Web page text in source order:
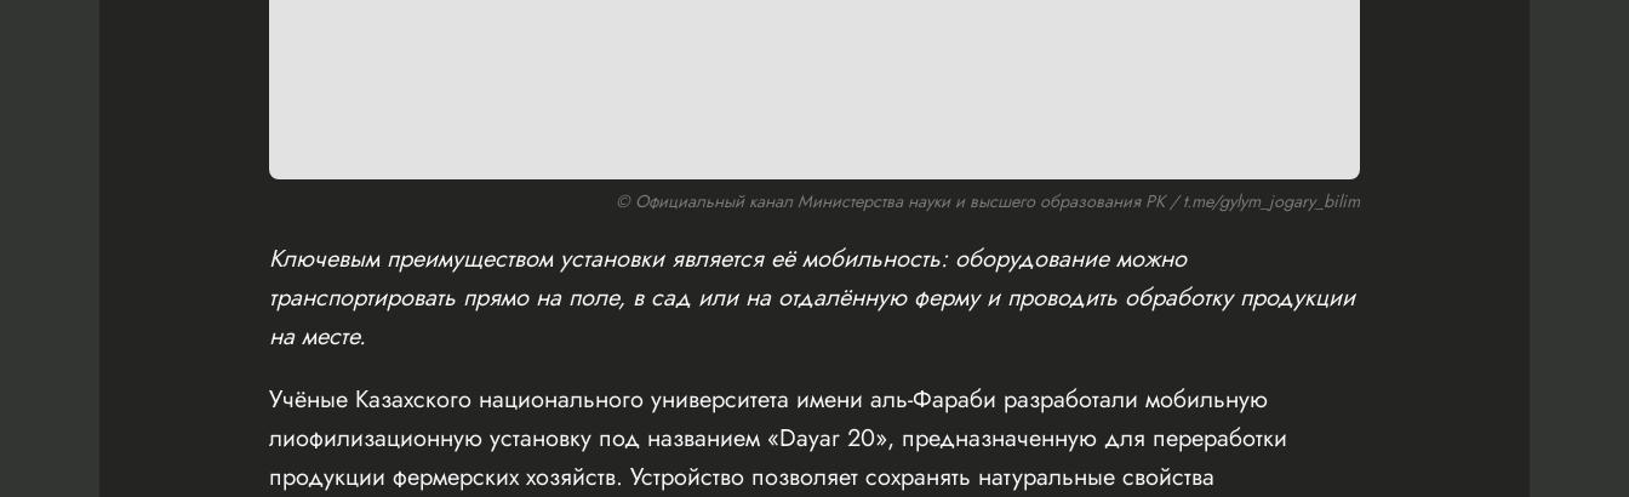
© Официальный канал Министерства науки и высшего образования РК / t.me/gylym_jogary_bilim
Ключевым преимуществом установки является её мобильность: оборудование можно
транспортировать прямо на поле, в сад или на отдалённую ферму и проводить обработку продукции
на месте.
Учёные Казахского национального университета имени аль-Фараби разработали мобильную
лиофилизационную установку под названием «Dayar 20», предназначенную для переработки
продукции фермерских хозяйств. Устройство позволяет сохранять натуральные свойства